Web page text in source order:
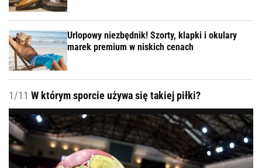
Urlopowy niezbędnik! Szorty, klapki i okulary
marek premium w niskich cenach
1/11 W którym sporcie używa się takiej piłki?